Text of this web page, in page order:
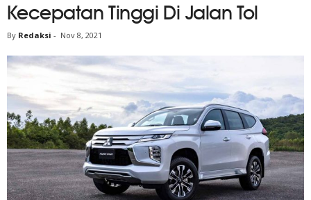
Kecepatan Tinggi Di Jalan Tol
By Redaksi - Nov 8, 2021